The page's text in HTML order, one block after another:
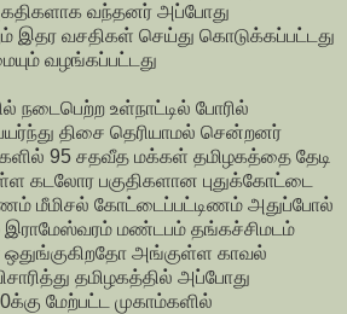
வந்தனர் அப்போது
இதர வசதிகள் செய்து கொடுக்கப்பட்டது
வழங்கப்பட்டது
நடைபெற்ற உள்நாட்டில் போரில்
திசை தெரியாமல் சென்றனர்
95 சதவீத மக்கள் தமிழகத்தை தேடி
கடலோர பகுதிகளான புதுக்கோட்டை
மீமிசல் கோட்டைப்பட்டிணம் அதுப்போல்
இராமேஸ்வரம் மண்டபம் தங்கச்சிமடம்
ஒதுங்குகிறதோ அங்குள்ள காவல்
தமிழகத்தில் அப்போது
மேற்பட்ட முகாம்களில்